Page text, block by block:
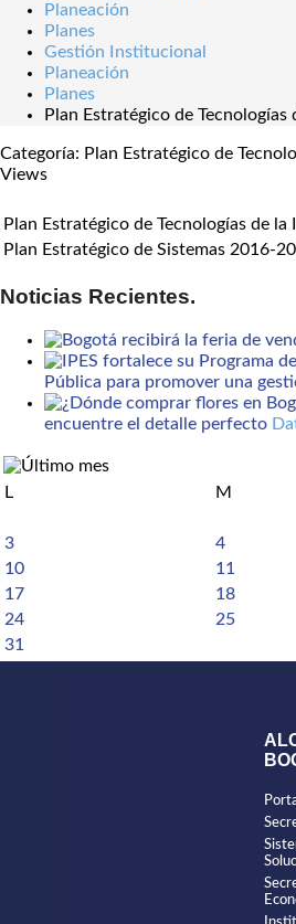
Planeación
Planes
Gestión Institucional
Planeación
Planes
Plan Estratégico de
Categoría: Plan Estratégico de
Views
Plan Estratégico de Tecnologías de
Plan Estratégico de Sistemas 2016-
Noticias Recientes.
Pública para promover una
encuentre el detalle perfecto
L
M
3
4
10
11
17
18
24
25
31